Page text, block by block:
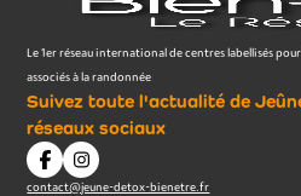
Le 1er réseau international de centres labellisés
associés à la randonnée
Suivez toute l'actualité de
réseaux sociaux
contact@jeune-detox-bienetre.fr